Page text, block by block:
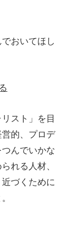
おいてほし
スト」を目
的、プロデ
んでいかな
れる人材、
づくために